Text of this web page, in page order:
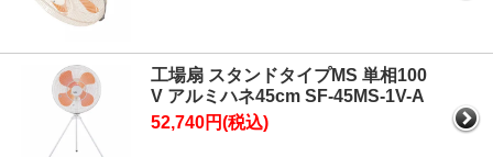
工場扇 スタンドタイプMS 単相100
V アルミハネ45cm SF-45MS-1V-A
52,740円(税込)